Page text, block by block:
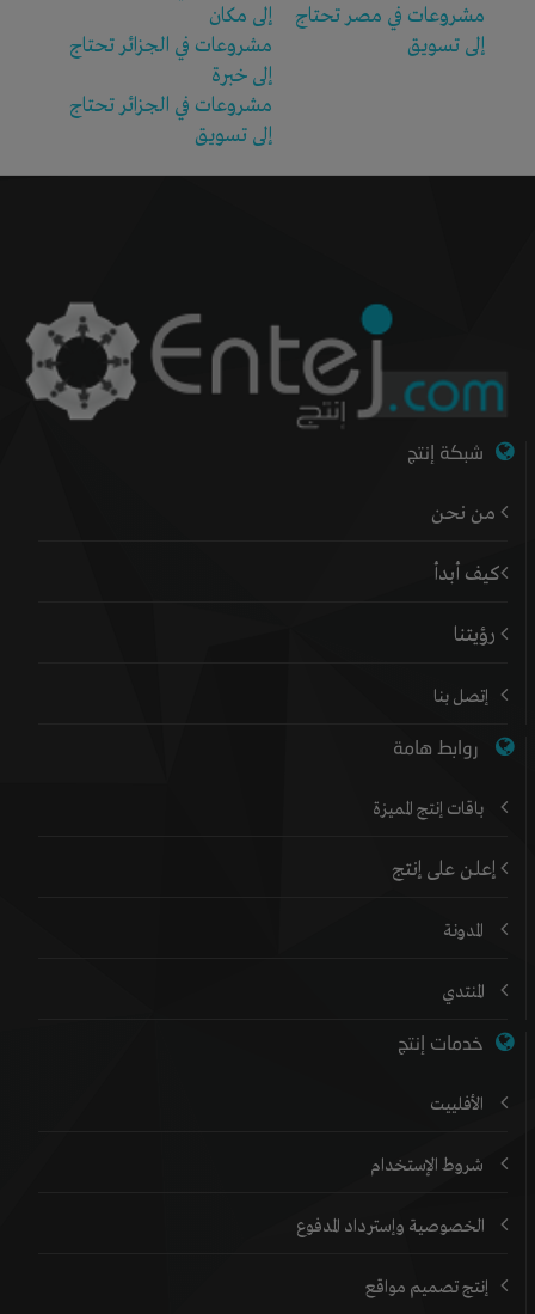
مشروعات في مصر تحتاج
إلى تسويق
إلى مكان
مشروعات في الجزائر تحتاج
إلى خبرة
مشروعات في الجزائر تحتاج
إلى تسويق
شبكة إنتج
من نحن
كيف أبدأ
رؤيتنا
إتصل بنا
روابط هامة
باقات إنتج المميزة
إعلن على إنتج
المدونة
المنتدي
خدمات إنتج
الأفلييت
شروط الإستخدام
الخصوصية وإسترداد المدفوع
إنتج تصميم مواقع